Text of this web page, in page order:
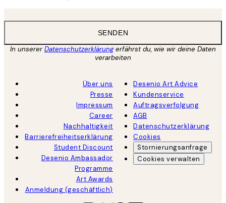
SENDEN
In unsererDatenschutzerklärungerfährst du, wie wir deine Daten
verarbeiten
Über uns
Presse
Impressum
Career
Nachhaltigkeit
Barrierefreiheitserklärung
Student Discount
Desenio Ambassador
Programme
Art Awards
Anmeldung (geschäftlich)
Desenio Art Advice
Kundenservice
Auftragsverfolgung
AGB
Datenschutzerklärung
Cookies
Stornierungsanfrage
Cookies verwalten